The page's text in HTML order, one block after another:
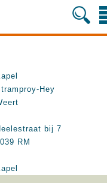
Hey
bij 7
RM